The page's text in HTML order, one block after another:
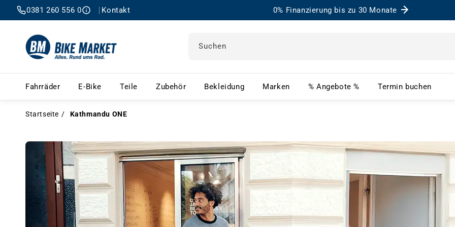
0381 260 556 0 Kontakt 0% Finanzierung bis zu 30 Monate
Suchen
Fahrräder Fahrräder – Menü öffnen
E-Bike E-Bike – Menü öffnen
Teile Teile – Menü öffnen
Zubehör Zubehör – Menü öffnen
Bekleidung Bekleidung – Menü öffnen
Marken Marken – Menü öffnen
% Angebote % % Angebote % – Menü
Termin buchen
Startseite Kathmandu ONE